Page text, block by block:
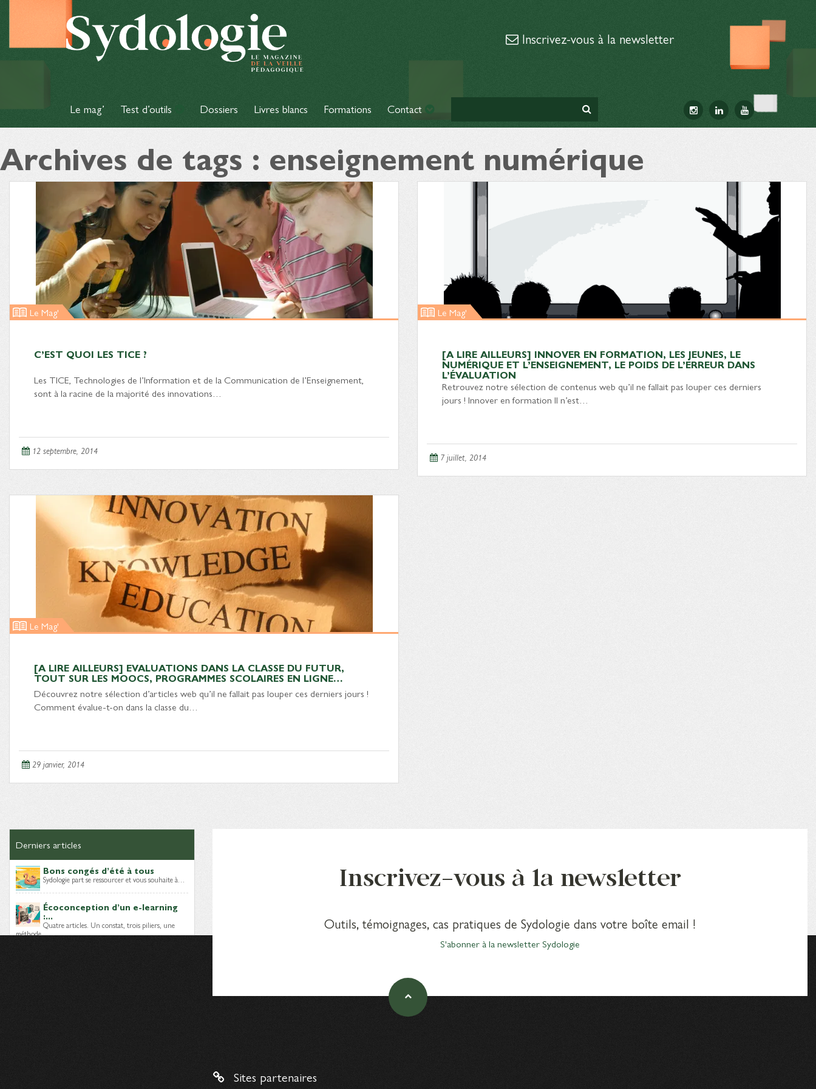
Inscrivez-vous à la newsletter
Le mag’ Test d’outils Dossiers Livres blancs Formations Contact
Archives de tags : enseignement numérique
Le Mag'
C’EST QUOI LES TICE ?
Les TICE, Technologies de l’Information et de la Communication de l’Enseignement,
sont à la racine de la majorité des innovations…
12 septembre, 2014
Le Mag'
[A LIRE AILLEURS] INNOVER EN FORMATION, LES JEUNES, LE
NUMÉRIQUE ET L’ENSEIGNEMENT, LE POIDS DE L’ERREUR DANS
L’ÉVALUATION
Retrouvez notre sélection de contenus web qu’il ne fallait pas louper ces derniers
jours ! Innover en formation Il n’est…
7 juillet, 2014
Le Mag'
[A LIRE AILLEURS] EVALUATIONS DANS LA CLASSE DU FUTUR,
TOUT SUR LES MOOCS, PROGRAMMES SCOLAIRES EN LIGNE…
Découvrez notre sélection d’articles web qu’il ne fallait pas louper ces derniers jours !
Comment évalue-t-on dans la classe du…
29 janvier, 2014
Derniers articles
Bons congés d’été à tous
Sydologie part se ressourcer et vous souhaite à…
Écoconception d’un e-learning
:...
Quatre articles. Un constat, trois piliers, une
méthode…
Inscrivez-vous à la newsletter
Outils, témoignages, cas pratiques de Sydologie dans votre boîte email !
S'abonner à la newsletter Sydologie
Sites partenaires